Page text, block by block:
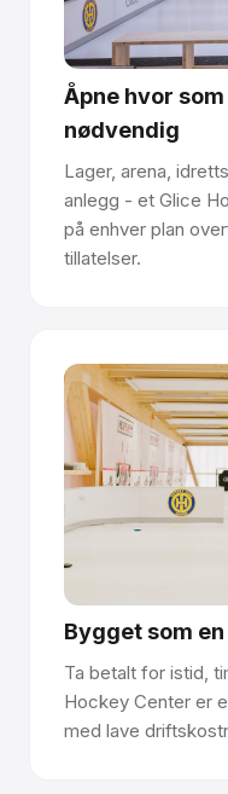
Åpne hvor
nødvendig
Lager, arena,
anlegg - et Glice
på enhver plan
tillatelser.
Bygget som
Ta betalt for istid,
Hockey Center er
med lave